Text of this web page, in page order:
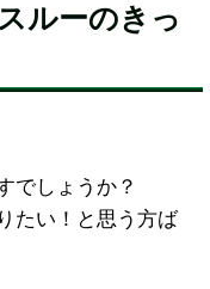
ルーのきっ
でしょうか？
たい！と思う方ば